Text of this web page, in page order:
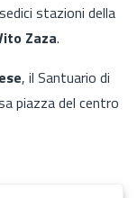
stazioni della
Zaza.
, il Santuario di
piazza del centro